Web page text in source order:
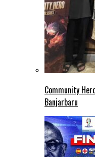
Community
Banjarbaru